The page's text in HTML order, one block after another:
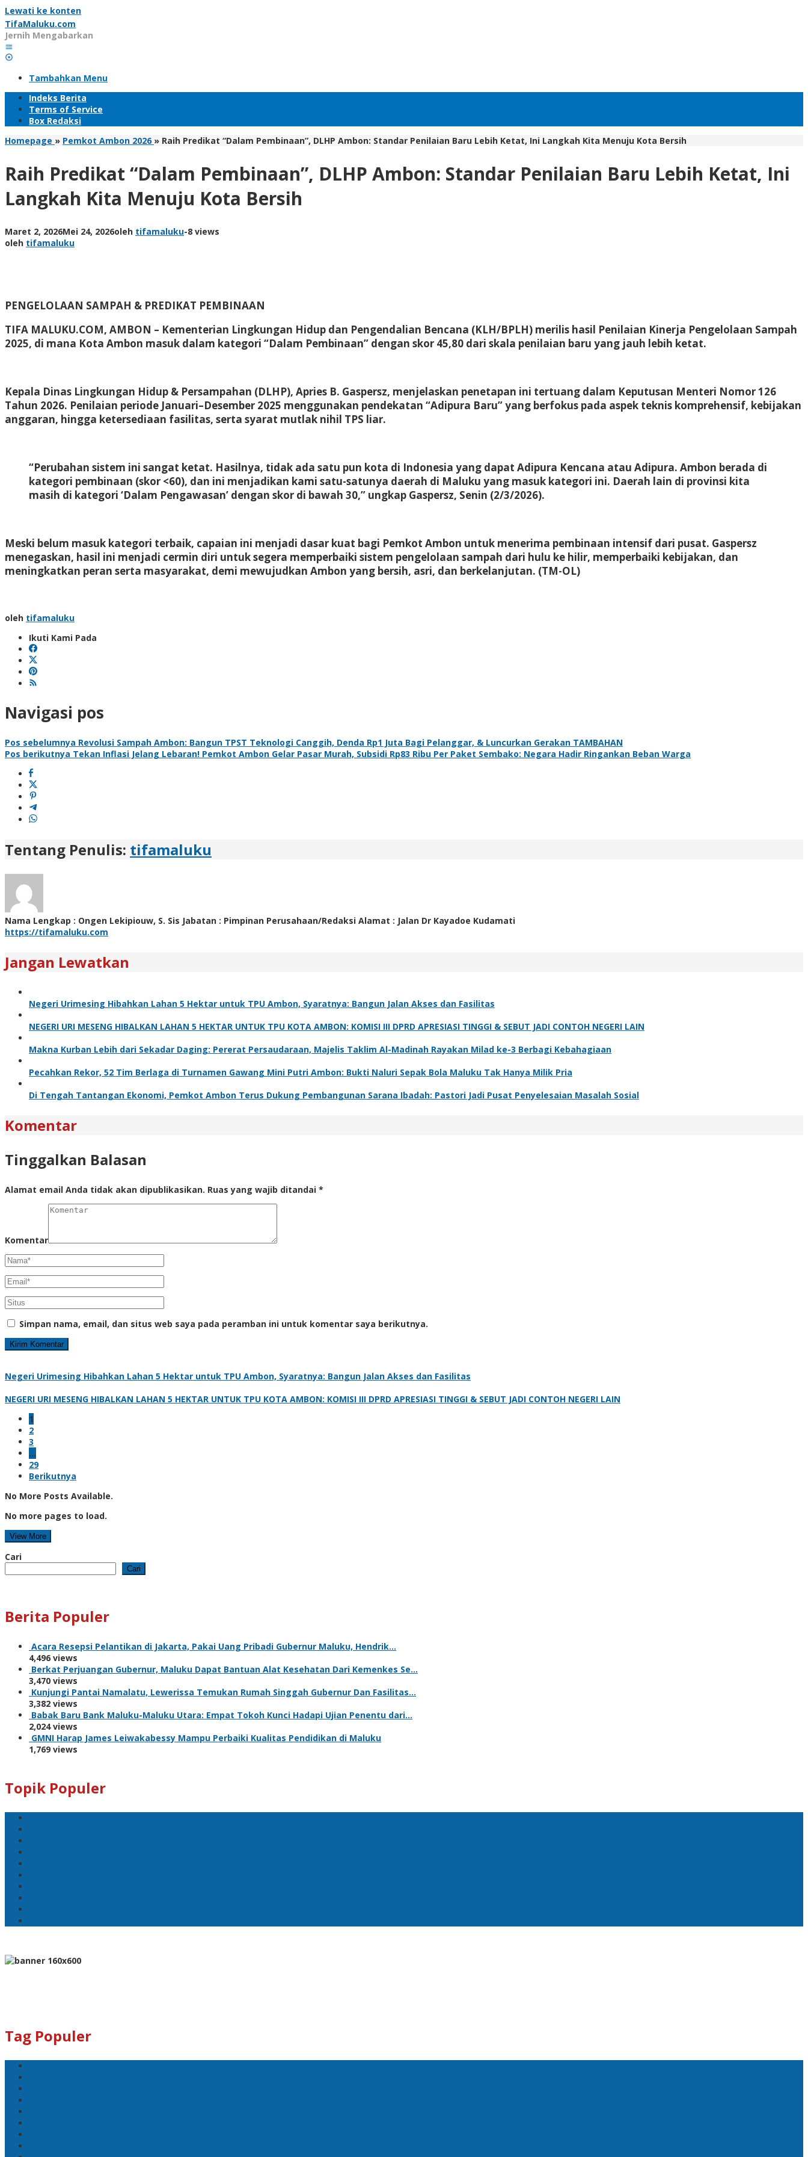
Lewati ke konten
TifaMaluku.com
Jernih Mengabarkan
Tambahkan Menu
Indeks Berita
Terms of Service
Box Redaksi
Homepage » Pemkot Ambon 2026 » Raih Predikat “Dalam Pembinaan”, DLHP Ambon: Standar Penilaian Baru Lebih Ketat, Ini Langkah Kita Menuju Kota Bersih
Raih Predikat “Dalam Pembinaan”, DLHP Ambon: Standar Penilaian Baru Lebih Ketat, Ini
Langkah Kita Menuju Kota Bersih
Maret 2, 2026Mei 24, 2026oleh tifamaluku-8 views
oleh tifamaluku
PENGELOLAAN SAMPAH & PREDIKAT PEMBINAAN
TIFA MALUKU.COM, AMBON – Kementerian Lingkungan Hidup dan Pengendalian Bencana (KLH/BPLH) merilis hasil Penilaian Kinerja Pengelolaan Sampah
2025, di mana Kota Ambon masuk dalam kategori “Dalam Pembinaan” dengan skor 45,80 dari skala penilaian baru yang jauh lebih ketat.
Kepala Dinas Lingkungan Hidup & Persampahan (DLHP), Apries B. Gaspersz, menjelaskan penetapan ini tertuang dalam Keputusan Menteri Nomor 126
Tahun 2026. Penilaian periode Januari–Desember 2025 menggunakan pendekatan “Adipura Baru” yang berfokus pada aspek teknis komprehensif, kebijakan
anggaran, hingga ketersediaan fasilitas, serta syarat mutlak nihil TPS liar.
“Perubahan sistem ini sangat ketat. Hasilnya, tidak ada satu pun kota di Indonesia yang dapat Adipura Kencana atau Adipura. Ambon berada di
kategori pembinaan (skor <60), dan ini menjadikan kami satu-satunya daerah di Maluku yang masuk kategori ini. Daerah lain di provinsi kita
masih di kategori ‘Dalam Pengawasan’ dengan skor di bawah 30,” ungkap Gaspersz, Senin (2/3/2026).
Meski belum masuk kategori terbaik, capaian ini menjadi dasar kuat bagi Pemkot Ambon untuk menerima pembinaan intensif dari pusat. Gaspersz
menegaskan, hasil ini menjadi cermin diri untuk segera memperbaiki sistem pengelolaan sampah dari hulu ke hilir, memperbaiki kebijakan, dan
meningkatkan peran serta masyarakat, demi mewujudkan Ambon yang bersih, asri, dan berkelanjutan. (TM-OL)
oleh tifamaluku
Ikuti Kami Pada
Navigasi pos
Pos sebelumnya Revolusi Sampah Ambon: Bangun TPST Teknologi Canggih, Denda Rp1 Juta Bagi Pelanggar, & Luncurkan Gerakan TAMBAHAN
Pos berikutnya Tekan Inflasi Jelang Lebaran! Pemkot Ambon Gelar Pasar Murah, Subsidi Rp83 Ribu Per Paket Sembako: Negara Hadir Ringankan Beban Warga
Tentang Penulis: tifamaluku
Nama Lengkap : Ongen Lekipiouw, S. Sis Jabatan : Pimpinan Perusahaan/Redaksi Alamat : Jalan Dr Kayadoe Kudamati
https://tifamaluku.com
Jangan Lewatkan
Negeri Urimesing Hibahkan Lahan 5 Hektar untuk TPU Ambon, Syaratnya: Bangun Jalan Akses dan Fasilitas
NEGERI URI MESENG HIBALKAN LAHAN 5 HEKTAR UNTUK TPU KOTA AMBON: KOMISI III DPRD APRESIASI TINGGI & SEBUT JADI CONTOH NEGERI LAIN
Makna Kurban Lebih dari Sekadar Daging: Pererat Persaudaraan, Majelis Taklim Al-Madinah Rayakan Milad ke-3 Berbagi Kebahagiaan
Pecahkan Rekor, 52 Tim Berlaga di Turnamen Gawang Mini Putri Ambon: Bukti Naluri Sepak Bola Maluku Tak Hanya Milik Pria
Di Tengah Tantangan Ekonomi, Pemkot Ambon Terus Dukung Pembangunan Sarana Ibadah: Pastori Jadi Pusat Penyelesaian Masalah Sosial
Komentar
Tinggalkan Balasan
Alamat email Anda tidak akan dipublikasikan. Ruas yang wajib ditandai *
Komentar
Simpan nama, email, dan situs web saya pada peramban ini untuk komentar saya berikutnya.
Negeri Urimesing Hibahkan Lahan 5 Hektar untuk TPU Ambon, Syaratnya: Bangun Jalan Akses dan Fasilitas
NEGERI URI MESENG HIBALKAN LAHAN 5 HEKTAR UNTUK TPU KOTA AMBON: KOMISI III DPRD APRESIASI TINGGI & SEBUT JADI CONTOH NEGERI LAIN
1
2
3
…
29
Berikutnya
No More Posts Available.
No more pages to load.
View More
Cari
Cari
Berita Populer
Acara Resepsi Pelantikan di Jakarta, Pakai Uang Pribadi Gubernur Maluku, Hendrik…
4,496 views
Berkat Perjuangan Gubernur, Maluku Dapat Bantuan Alat Kesehatan Dari Kemenkes Se…
3,470 views
Kunjungi Pantai Namalatu, Lewerissa Temukan Rumah Singgah Gubernur Dan Fasilitas…
3,382 views
Babak Baru Bank Maluku-Maluku Utara: Empat Tokoh Kunci Hadapi Ujian Penentu dari…
2,024 views
GMNI Harap James Leiwakabessy Mampu Perbaiki Kualitas Pendidikan di Maluku
1,769 views
Topik Populer
Tag Populer